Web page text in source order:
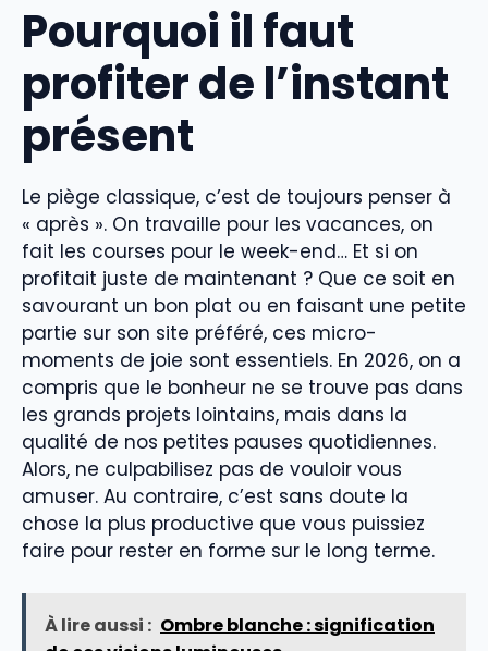
Pourquoi il faut
profiter de l’instant
présent
Le piège classique, c’est de toujours penser à
« après ». On travaille pour les vacances, on
fait les courses pour le week-end… Et si on
profitait juste de maintenant ? Que ce soit en
savourant un bon plat ou en faisant une petite
partie sur son site préféré, ces micro-
moments de joie sont essentiels. En 2026, on a
compris que le bonheur ne se trouve pas dans
les grands projets lointains, mais dans la
qualité de nos petites pauses quotidiennes.
Alors, ne culpabilisez pas de vouloir vous
amuser. Au contraire, c’est sans doute la
chose la plus productive que vous puissiez
faire pour rester en forme sur le long terme.
À lire aussi : Ombre blanche : signification